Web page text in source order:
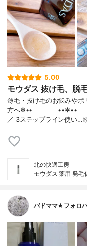
5.00
モウダス 抜け毛、脱
薄毛・抜け毛のお悩みや
方へ
／ 3ステップライン使い…
北の快適工房
モウダス 薬用 発毛
バドママ★フォロ